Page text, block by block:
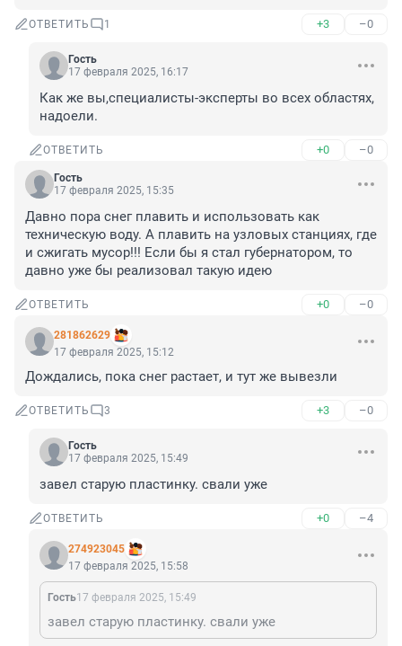
ОТВЕТИТЬ 1 +3 –0
Гость
17 февраля 2025, 16:17
Как же вы,специалисты-эксперты во всех областях,
надоели.
ОТВЕТИТЬ +0 –0
Гость
17 февраля 2025, 15:35
Давно пора снег плавить и использовать как
техническую воду. А плавить на узловых станциях, где
и сжигать мусор!!! Если бы я стал губернатором, то
давно уже бы реализовал такую идею
ОТВЕТИТЬ +0 –0
281862629
17 февраля 2025, 15:12
Дождались, пока снег растает, и тут же вывезли
ОТВЕТИТЬ 3 +3 –0
Гость
17 февраля 2025, 15:49
завел старую пластинку. свали уже
ОТВЕТИТЬ +0 –4
274923045
17 февраля 2025, 15:58
Гость17 февраля 2025, 15:49
завел старую пластинку. свали уже